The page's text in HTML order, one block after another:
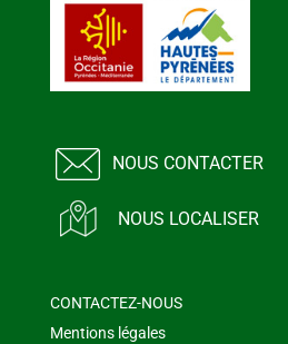
NOUS CONTACTER
NOUS LOCALISER
CONTACTEZ-NOUS
Mentions légales